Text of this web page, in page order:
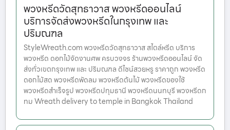
พวงหรีดวัดสุทธาวาส พวงหรีดออนไลน์
บริการจัดส่งพวงหรีดในกรุงเทพ และ
ปริมณฑล
StyleWreath.com พวงหรีดวัดสุทธาวาส สไตล์หรีด บริการ
พวงหรีด ดอกไม้จัดงานศพ ครบวงจร ร้านพวงหรีดออนไลน์ จัด
ส่งทั่วเขตกรุงเทพ และ ปริมณฑล ดีไซน์สวยหรู ราคาถูก พวงหรีด
ดอกไม้สด พวงหรีดพัดลม พวงหรีดต้นไม้ พวงหรีดของใช้
พวงหรีดสำเร็จรูป พวงหรีดปทุมธานี พวงหรีดนนทบุรี พวงหรีดก
ทม Wreath delivery to temple in Bangkok Thailand